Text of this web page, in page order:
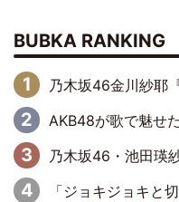
BUBKA RANKING
乃木坂46金川紗耶『
AKB48が歌で魅せた新公演『
乃木坂46・池田瑛紗と中西アルノが「真冬のかき
「ジョキジョキと切ってい